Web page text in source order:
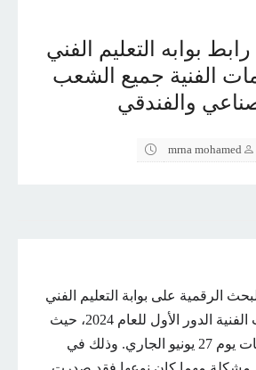
بوابه التعليم الفني
الفنية جميع الشعب
والفندقي
mrna mohamed
الرقمية على بوابة التعليم الفني
في نتائج الدبلومات الفنية الدور الأول للعام 2024، حيث
انتهت هذه الامتحانات يوم 27 يونيو الجاري. وذلك في